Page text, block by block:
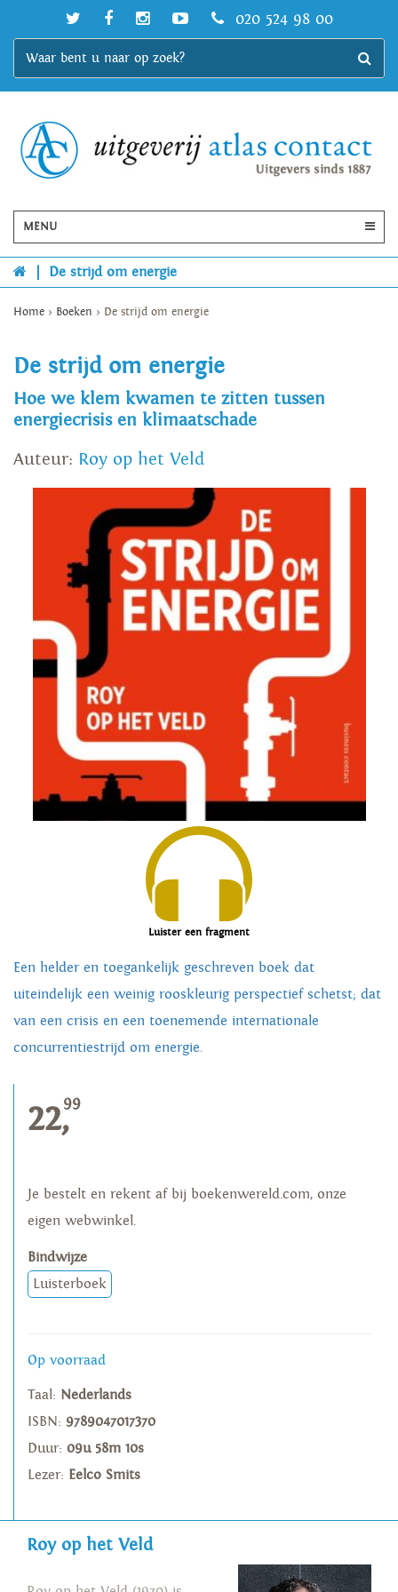
020 524 98 00
MENU
De strijd om energie
Home > Boeken > De strijd om energie
De strijd om energie
Hoe we klem kwamen te zitten tussen
energiecrisis en klimaatschade
Auteur: Roy op het Veld
Luister een fragment
Een helder en toegankelijk geschreven boek dat
uiteindelijk een weinig rooskleurig perspectief schetst; dat
van een crisis en een toenemende internationale
concurrentiestrijd om energie.
22,99
Je bestelt en rekent af bij boekenwereld.com, onze
eigen webwinkel.
Bindwijze
Luisterboek
Op voorraad
Taal: Nederlands
ISBN: 9789047017370
Duur: 09u 58m 10s
Lezer: Eelco Smits
Roy op het Veld